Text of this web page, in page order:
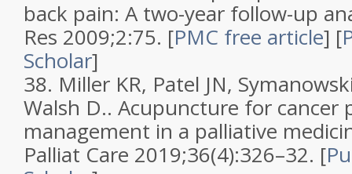
back pain: A two-year follow-up
Res 2009;2:75. [PMC free article] [
Scholar]
38. Miller KR, Patel JN,
Walsh D.. Acupuncture for cancer
management in a palliative
Palliat Care 2019;36(4):326–32. [